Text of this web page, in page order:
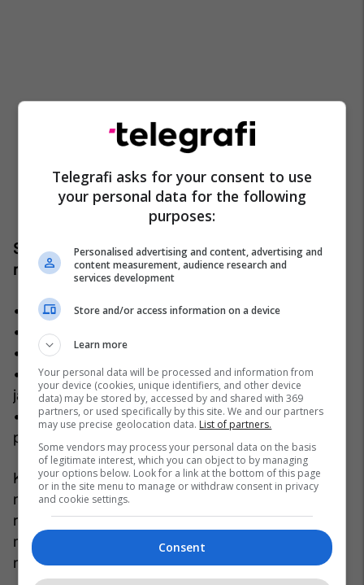
Shenjat e alarmit që kërkojnë vizitë të
menjëhershme janë:
• dhimbje e fortë, e papritur ose në përkeqësim
• fryrje që nuk kthehet më brenda
• skuqje, nxirje ose nxehtësi e lëkurës mbi hernie
• të vjella, fryrje barku, ndalim i gazrave ose
jashtëqitjes
• temperaturë ose përkeqësim i gjendjes së
përgjithshme
Këto shenja nuk duhet të trajtohen në shtëpi dhe
nuk duhet pritur që të kalojnë vetvetiu. Në këto
raste nevojitet kontroll urgjent, sepse vonesa
mund të rrisë rrezikun për dëmtim të zorrës dhe
ndërhyrje më të ndërlikuar.
Telegrafi asks for your consent to use
your personal data for the following
purposes:
Personalised advertising and content, advertising and
content measurement, audience research and
services development
Store and/or access information on a device
Learn more
Your personal data will be processed and information from
your device (cookies, unique identifiers, and other device
data) may be stored by, accessed by and shared with 369
partners, or used specifically by this site. We and our partners
may use precise geolocation data. List of partners.
Some vendors may process your personal data on the basis
of legitimate interest, which you can object to by managing
your options below. Look for a link at the bottom of this page
or in the site menu to manage or withdraw consent in privacy
and cookie settings.
Consent